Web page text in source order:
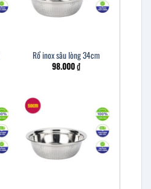
Rổ inox sâu lòng 34cm
98.000₫